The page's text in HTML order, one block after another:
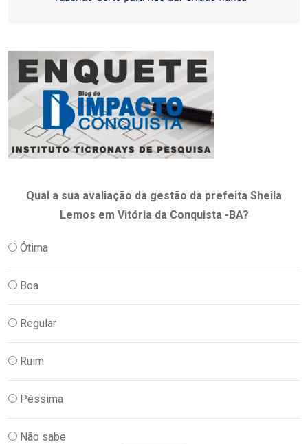
Qual a sua avaliação da gestão da prefeita Sheila
Lemos em Vitória da Conquista -BA?
Ótima
Boa
Regular
Ruim
Péssima
Não sabe